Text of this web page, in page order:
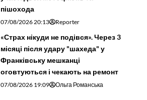
пішохода
07/08/2026 20:13 Reporter
«Страх нікуди не подівся». Через 3
місяці після удару "шахеда" у
Франківську мешканці
оговтуються і чекають на ремонт
07/08/2026 19:09 Ольга Романська